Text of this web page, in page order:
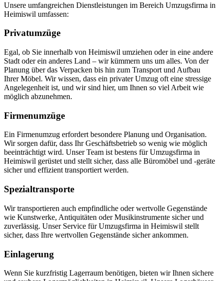
Unsere umfangreichen Dienstleistungen im Bereich Umzugsfirma in
Heimiswil umfassen:
Privatumzüge
Egal, ob Sie innerhalb von Heimiswil umziehen oder in eine andere
Stadt oder ein anderes Land – wir kümmern uns um alles. Von der
Planung über das Verpacken bis hin zum Transport und Aufbau
Ihrer Möbel. Wir wissen, dass ein privater Umzug oft eine stressige
Angelegenheit ist, und wir sind hier, um Ihnen so viel Arbeit wie
möglich abzunehmen.
Firmenumzüge
Ein Firmenumzug erfordert besondere Planung und Organisation.
Wir sorgen dafür, dass Ihr Geschäftsbetrieb so wenig wie möglich
beeinträchtigt wird. Unser Team ist bestens für Umzugsfirma in
Heimiswil gerüstet und stellt sicher, dass alle Büromöbel und -geräte
sicher und effizient transportiert werden.
Spezialtransporte
Wir transportieren auch empfindliche oder wertvolle Gegenstände
wie Kunstwerke, Antiquitäten oder Musikinstrumente sicher und
zuverlässig. Unser Service für Umzugsfirma in Heimiswil stellt
sicher, dass Ihre wertvollen Gegenstände sicher ankommen.
Einlagerung
Wenn Sie kurzfristig Lagerraum benötigen, bieten wir Ihnen sichere